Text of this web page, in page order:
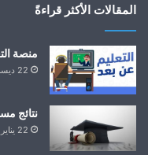
المقالات الأكثر قراءةً
منصة
22 ديسمبر 2020
نتائج
22 يناير 2023